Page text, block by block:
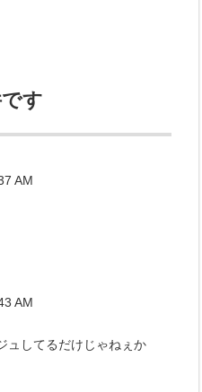
す
AM
AM
ュしてるだけじゃねぇか